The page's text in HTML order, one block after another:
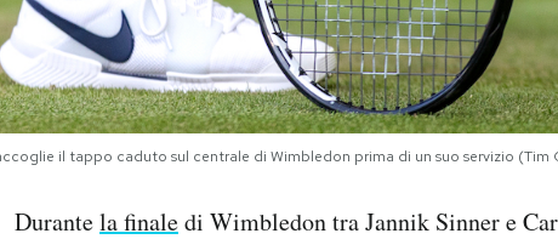
il tappo caduto sul centrale di Wimbledon prima di un suo servizio
Durantela finaledi Wimbledon tra Jannik Sinner e